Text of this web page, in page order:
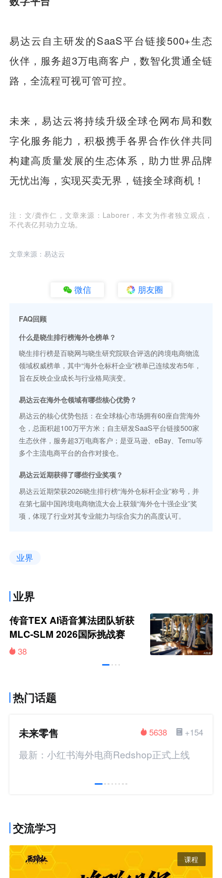
易达云自主研发的SaaS平台链接500+生态
伙伴，服务超3万电商客户，数智化贯通全链
路，全流程可视可管可控。
未来，易达云将持续升级全球仓网布局和数
字化服务能力，积极携手各界合作伙伴共同
构建高质量发展的生态体系，助力世界品牌
无忧出海，实现买卖无界，链接全球商机！
注：文/龚作仁，文章来源：Laborer，本文为作者独立观点，
不代表亿邦动力立场。
文章来源：易达云
微信 朋友圈
FAQ回顾
什么是晓生排行榜海外仓榜单？
晓生排行榜是百晓网与晓生研究院联合评选的跨境电商物流
领域权威榜单，其中“海外仓标杆企业”榜单已连续发布5年，
旨在反映企业成长与行业格局演变。
易达云在海外仓领域有哪些核心优势？
易达云的核心优势包括：在全球核心市场拥有60座自营海外
仓，总面积超100万平方米；自主研发SaaS平台链接500家
生态伙伴，服务超3万电商客户；是亚马逊、eBay、Temu等
多个主流电商平台的合作对接仓。
易达云近期获得了哪些行业奖项？
易达云近期荣获2026晓生排行榜“海外仓标杆企业”称号，并
在第七届中国跨境电商物流大会上获颁“海外仓十强企业”奖
项，体现了行业对其专业能力与综合实力的高度认可。
业界
业界
传音TEX AI语音算法团队斩获
MLC-SLM 2026国际挑战赛
Task 1亚军
38
热门话题
未来零售 +154
5638
最新：小红书海外电商Redshop正式上线
交流学习
课程